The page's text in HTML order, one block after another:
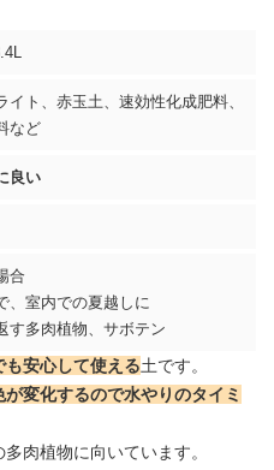
イト、赤玉土、速効性化成肥料、
など
良い
合
、室内での夏越しに
す多肉植物、サボテン
も安心して使える土です。
が変化するので水やりのタイミ
肉植物に向いています。